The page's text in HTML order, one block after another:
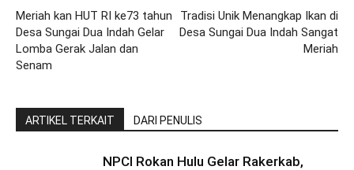
Meriah kan HUT RI ke73 tahun
Desa Sungai Dua Indah Gelar
Lomba Gerak Jalan dan
Senam
Tradisi Unik Menangkap Ikan di
Desa Sungai Dua Indah Sangat
Meriah
ARTIKEL TERKAIT DARI PENULIS
NPCI Rokan Hulu Gelar Rakerkab,